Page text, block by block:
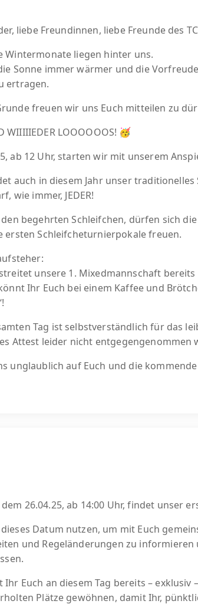
liebe Freundinnen, liebe Freunde des
Wintermonate liegen hinter uns.
Sonne immer wärmer und die
ertragen.
freuen wir uns Euch mitteilen zu
WIIIIIEDER LOOOOOOS! 🥳
ab 12 Uhr, starten wir mit unserem
auch in diesem Jahr unser
wie immer, JEDER!
begehrten Schleifchen, dürfen sich
ersten Schleifcheturnierpokale freuen.
unsere 1. Mixedmannschaft
Ihr Euch bei einem Kaffee und
Tag ist selbstverständlich für das
Attest leider nicht entgegengenommen
unglaublich auf Euch und die kommende
26.04.25, ab 14:00 Uhr, findet unser
Datum nutzen, um mit Euch
und Regeländerungen zu
Ihr Euch an diesem Tag bereits –
Plätze gewöhnen, damit Ihr,